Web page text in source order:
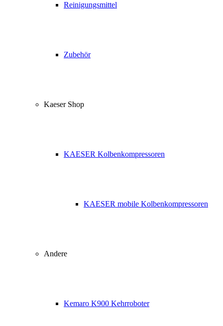
Reinigungsmittel
Zubehör
Kaeser Shop
KAESER Kolbenkompressoren
KAESER mobile Kolbenkompressoren
Andere
Kemaro K900 Kehrroboter